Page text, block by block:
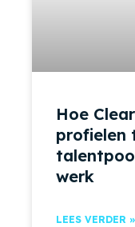
Hoe
profielen
werk
LEES VERDER »